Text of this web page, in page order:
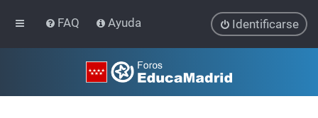
FAQ Ayuda Identificarse